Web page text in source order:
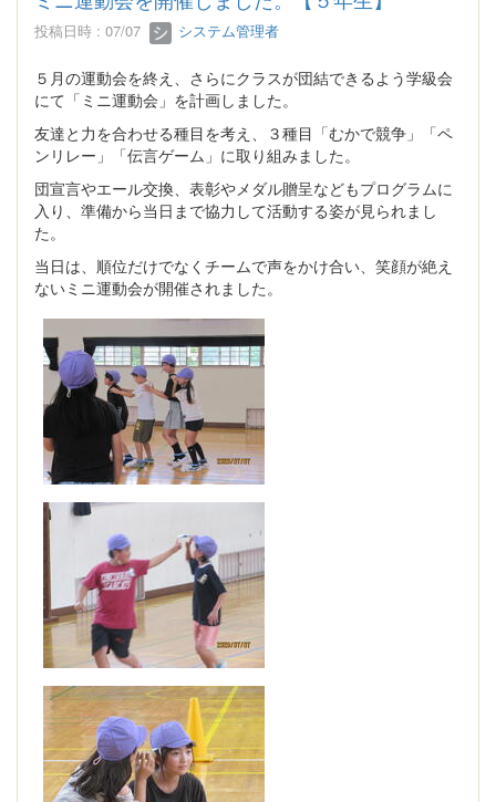
投稿日時 : 07/07 システム管理者
５月の運動会を終え、さらにクラスが団結できるよう学級会
にて「ミニ運動会」を計画しました。
友達と力を合わせる種目を考え、３種目「むかで競争」「ペ
ンリレー」「伝言ゲーム」に取り組みました。
団宣言やエール交換、表彰やメダル贈呈などもプログラムに
入り、準備から当日まで協力して活動する姿が見られまし
た。
当日は、順位だけでなくチームで声をかけ合い、笑顔が絶え
ないミニ運動会が開催されました。